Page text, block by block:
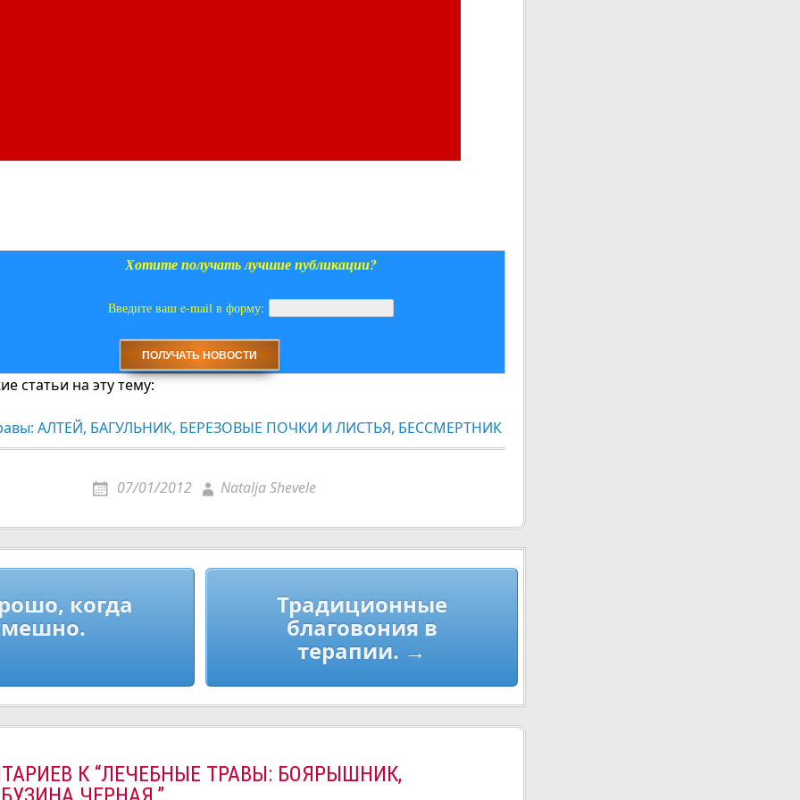
Хотите получать лучшие публикации?
Введите ваш e-mail в форму:
статьи на эту тему:
АЛТЕЙ, БАГУЛЬНИК, БЕРЕЗОВЫЕ ПОЧКИ И ЛИСТЬЯ, БЕССМЕРТНИК
07/01/2012 Natalja Shevele
Традиционные
благовония в
терапии. →
когда
К “ЛЕЧЕБНЫЕ ТРАВЫ: БОЯРЫШНИК,